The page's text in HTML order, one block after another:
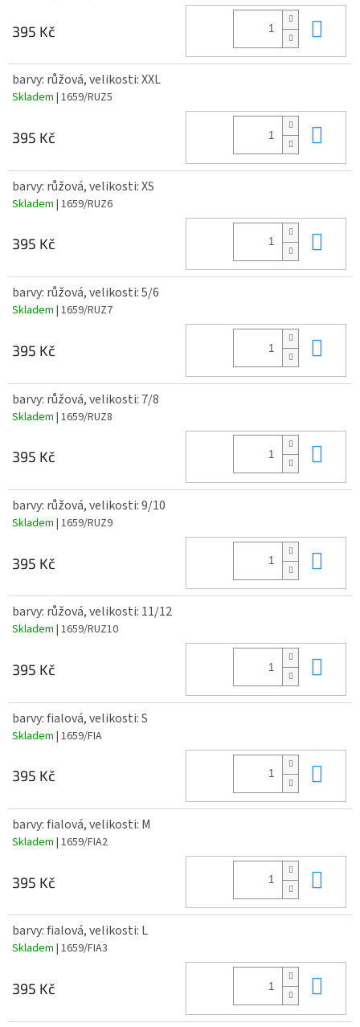
395 Kč
barvy: růžová, velikosti: XXL
Skladem | 1659/RUZ5
395 Kč
barvy: růžová, velikosti: XS
Skladem | 1659/RUZ6
395 Kč
barvy: růžová, velikosti: 5/6
Skladem | 1659/RUZ7
395 Kč
barvy: růžová, velikosti: 7/8
Skladem | 1659/RUZ8
395 Kč
barvy: růžová, velikosti: 9/10
Skladem | 1659/RUZ9
395 Kč
barvy: růžová, velikosti: 11/12
Skladem | 1659/RUZ10
395 Kč
barvy: fialová, velikosti: S
Skladem | 1659/FIA
395 Kč
barvy: fialová, velikosti: M
Skladem | 1659/FIA2
395 Kč
barvy: fialová, velikosti: L
Skladem | 1659/FIA3
395 Kč